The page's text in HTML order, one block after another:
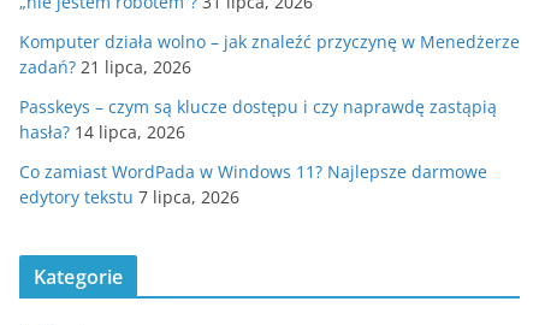
Komputer działa wolno – jak znaleźć przyczynę w Menedżerze
zadań? 21 lipca, 2026
Passkeys – czym są klucze dostępu i czy naprawdę zastąpią
hasła? 14 lipca, 2026
Co zamiast WordPada w Windows 11? Najlepsze darmowe
edytory tekstu 7 lipca, 2026
Kategorie